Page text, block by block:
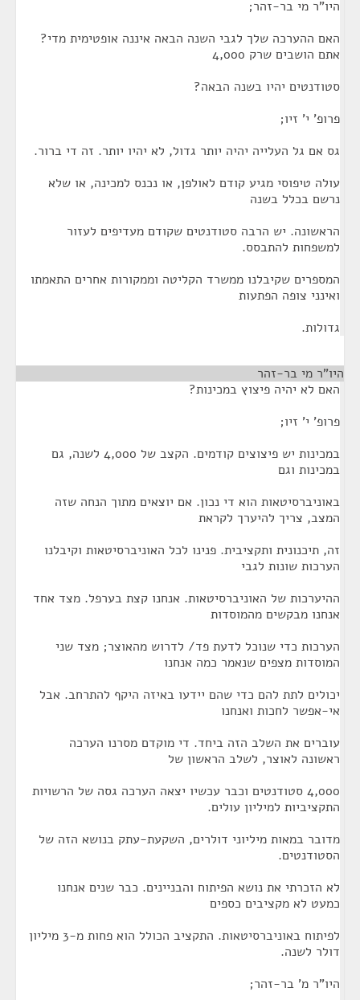
היו"ר מי בר-זהר;
האם ההערכה שלך לגבי השנה הבאה איננה אופטימית מדי?
אתם הושבים שרק 4,000
סטודנטים יהיו בשנה הבאה?
פרופ' י' זיו;
גס אם גל העלייה יהיה יותר גדול, לא יהיו יותר. זה די ברור.
עולה טיפוסי מגיע קודם לאולפן, או נכנס למכינה, או שלא
נרשם בכלל בשנה
הראשונה. יש הרבה סטודנטים שקודם מעדיפים לעזור
למשפחות להתבסס.
המספרים שקיבלנו ממשרד הקליטה וממקורות אחרים התאמתו
ואינני צופה הפתעות
גדולות.
היו"ר מי בר-זהר
האם לא יהיה פיצוץ במכינות?
פרופ' י' זיו;
במכינות יש פיצוצים קודמים. הקצב של 4,000 לשנה, גם
במכינות וגם
באוניברסיטאות הוא די נכון. אם יוצאים מתוך הנחה שזה
המצב, צריך להיערך לקראת
זה, תיכנונית ותקציבית. פנינו לכל האוניברסיטאות וקיבלנו
הערכות שונות לגבי
ההיערכות של האוניברסיטאות. אנחנו קצת בערפל. מצד אחד
אנחנו מבקשים מהמוסדות
הערכות כדי שנוכל לדעת פד/ לדרוש מהאוצר; מצד שני
המוסדות מצפים שנאמר כמה אנחנו
יכולים לתת להם כדי שהם יידעו באיזה היקף להתרחב. אבל
אי-אפשר לחכות ואנחנו
עוברים את השלב הזה ביחד. די מוקדם מסרנו הערכה
ראשונה לאוצר, לשלב הראשון של
4,000 סטודנטים וכבר עכשיו יצאה הערכה גסה של הרשויות
התקציביות למיליון עולים.
מדובר במאות מיליוני דולרים, השקעת-עתק בנושא הזה של
הסטודנטים.
לא הזכרתי את נושא הפיתוח והבניינים. כבר שנים אנחנו
כמעט לא מקציבים כספים
לפיתוח באוניברסיטאות. התקציב הכולל הוא פחות מ-3 מיליון
דולר לשנה.
היו"ר מ' בר-זהר;